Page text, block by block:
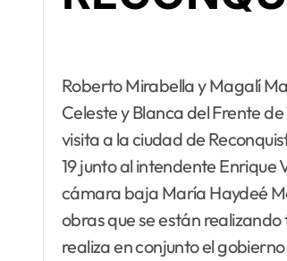
Roberto Mirabella y Magalí Mastaler, precandidatos a diputados nacionales por la Lista
Celeste y Blanca del Frente
visita a la ciudad de
19 junto al intendente
cámara baja María Haydeé
obras que se están
realiza en conjunto el